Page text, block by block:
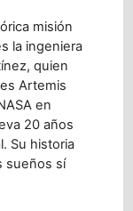
misión
la ingeniera
quien
Artemis
en
20 años
Su historia
sueños sí